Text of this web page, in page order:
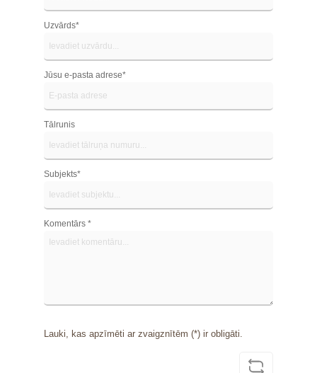
Uzvārds*
Jūsu e-pasta adrese*
Tālrunis
Subjekts*
Komentārs *
Lauki, kas apzīmēti ar zvaigznītēm (*) ir obligāti.